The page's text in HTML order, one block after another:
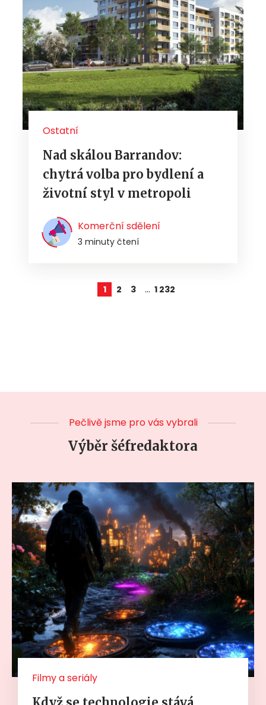
Ostatní
Nad skálou Barrandov:
chytrá volba pro bydlení a
životní styl v metropoli
Komerční sdělení
3 minuty čtení
1 2 3 … 1 232
Pečlivě jsme pro vás vybrali
Výběr šéfredaktora
Filmy a seriály